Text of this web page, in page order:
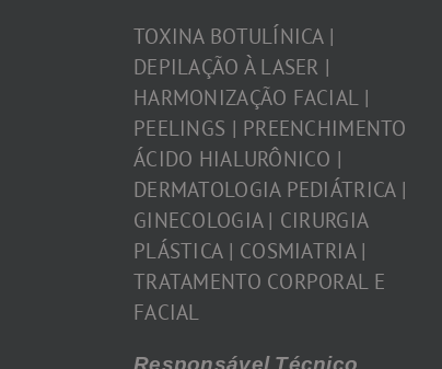
TOXINA BOTULÍNICA |
DEPILAÇÃO À LASER |
HARMONIZAÇÃO FACIAL |
PEELINGS | PREENCHIMENTO
ÁCIDO HIALURÔNICO |
DERMATOLOGIA PEDIÁTRICA |
GINECOLOGIA | CIRURGIA
PLÁSTICA | COSMIATRIA |
TRATAMENTO CORPORAL E
FACIAL
Responsável Técnico